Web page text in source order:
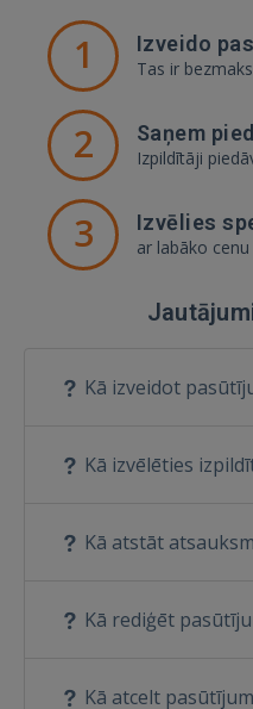
1 Izveido
Tas ir
2 Saņem
Izpildītāji
3 Izvēlies
ar labāko
Kā izveidot
Kā izvēlēties
Kā atstāt
Kā rediģēt
Kā atcelt